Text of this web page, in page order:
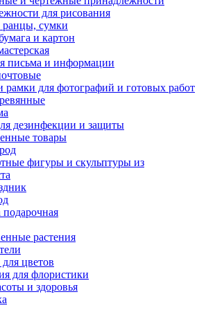
для рисования
ранцы, сумки
и картон
письма и информации
для фотографий и готовых работ
дезинфекции и защиты
товары
фигуры и скульптуры из
подарочная
растения
цветов
для флористики
и здоровья